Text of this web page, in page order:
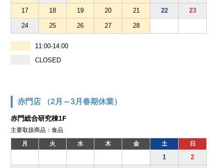
17 18 19 20 21 22 23
24 25 26 27 28
11:00-14:00
CLOSED
赤門店 （2月～3月春期休業）
赤門総合研究棟1F
主要取扱商品：食品
月 火 水 木 金 土 日
1 2